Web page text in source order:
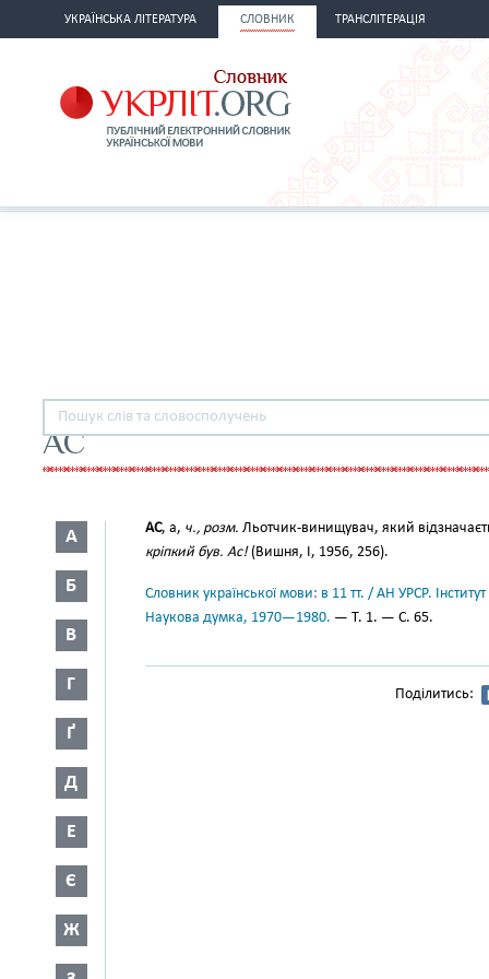
УКРАЇНСЬКА ЛІТЕРАТУРА СЛОВНИК ТРАНСЛІТЕРАЦІЯ
АС
А
Б
В
Г
Ґ
Д
Е
Є
Ж
АС, а, ч., розм. Льотчик-винищувач, який
кріпкий був. Ас!(Вишня, І, 1956, 256).
Словник української мови: в 11 тт. / АН УРСР.
Наукова думка, 1970—1980. — Т. 1. — С. 65.
Поділитись: